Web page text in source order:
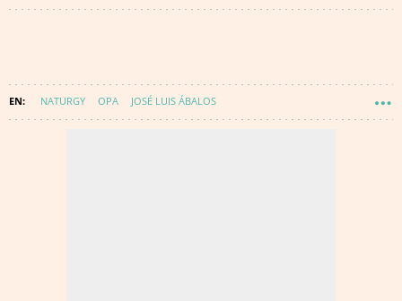
NATURGY OPA JOSÉ LUIS ÁBALOS